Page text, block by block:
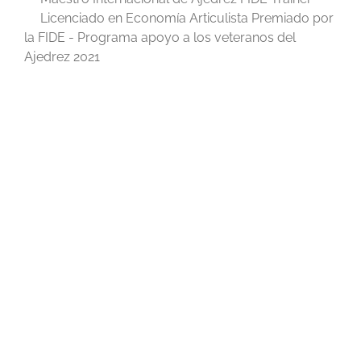
Licenciado en Economía Articulista Premiado por
la FIDE - Programa apoyo a los veteranos del
Ajedrez 2021